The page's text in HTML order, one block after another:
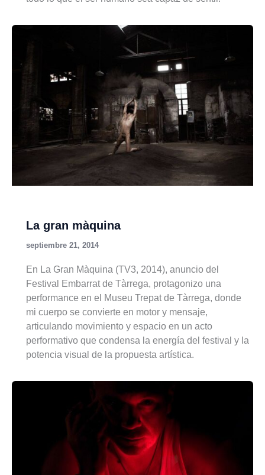
La gran màquina
septiembre 21, 2014
En La Gran Màquina (TV3, 2014), anuncio del
Festival Embarrat de Tàrrega, protagonizo una
performance en el Museu Trepat de Tàrrega, donde
mi cuerpo se convierte en motor y mensaje,
articulando movimiento y espacio en un acto
performativo que condensa la energía del festival y la
potencia visual de la propuesta artística.